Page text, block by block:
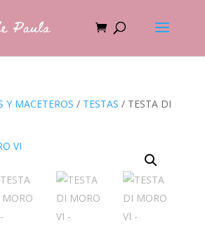
Y MACETEROS / TESTAS / TESTA DI